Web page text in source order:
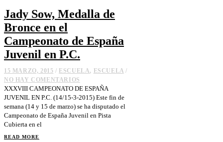
Jady Sow, Medalla de
Bronce en el
Campeonato de España
Juvenil en P.C.
15 MARZO, 2015 / ESCUELA, ESCUELA /
NO HAY COMENTARIOS
XXXVIII CAMPEONATO DE ESPAÑA
JUVENIL EN P.C. (14/15-3-2015) Este fin de
semana (14 y 15 de marzo) se ha disputado el
Campeonato de España Juvenil en Pista
Cubierta en el
READ MORE